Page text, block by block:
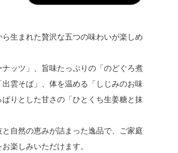
生まれた贅沢な五つの味わいが楽しめ
ッツ」、旨味たっぷりの「のどぐろ煮
雲そば」、体を温める「しじみのお味
りとした甘さの「ひとくち生姜糖と抹
と自然の恵みが詰まった逸品で、ご家庭
楽しみいただけます。